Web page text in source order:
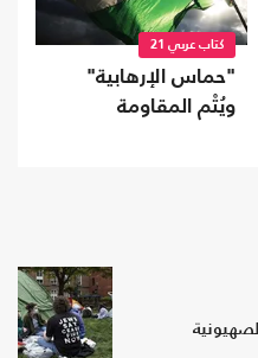
كتاب عربي 21
"حماس الإرهابية"
ويُتْم المقاومة